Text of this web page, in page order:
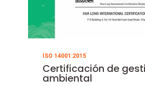
ISO 14001:2015
Certificación de gestión
ambiental